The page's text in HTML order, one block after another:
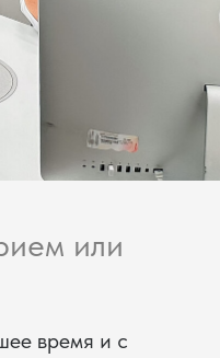
или
время и с